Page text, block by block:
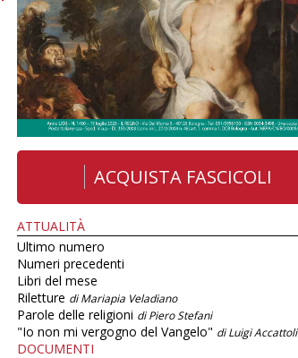
ACQUISTA FASCICOLI
ATTUALITÀ
Ultimo numero
Numeri precedenti
Libri del mese
Riletture di Mariapia Veladiano
Parole delle religioni di Piero Stefani
"Io non mi vergogno del Vangelo" di Luigi Accattoli
DOCUMENTI